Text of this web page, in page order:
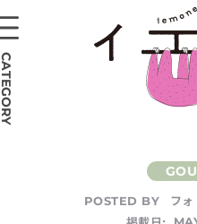
POSTED BY
フ